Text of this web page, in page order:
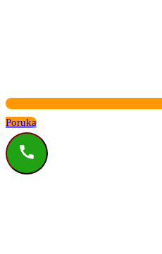
Poruka